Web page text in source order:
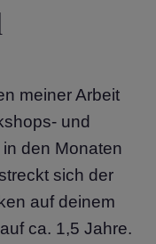
meiner Arbeit
und
den Monaten
sich der
auf deinem
ca. 1,5 Jahre.